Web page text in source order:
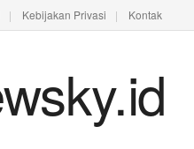
Kebijakan Privasi Kontak